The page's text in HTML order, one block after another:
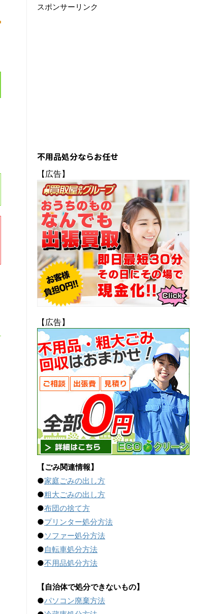
スポンサーリンク
不用品処分ならお任せ
【広告】
【広告】
【ごみ関連情報】
●家庭ごみの出し方
●粗大ごみの出し方
●布団の捨て方
●プリンター処分方法
●ソファー処分方法
●自転車処分方法
●不用品処分方法
【自治体で処分できないもの】
●パソコン廃棄方法